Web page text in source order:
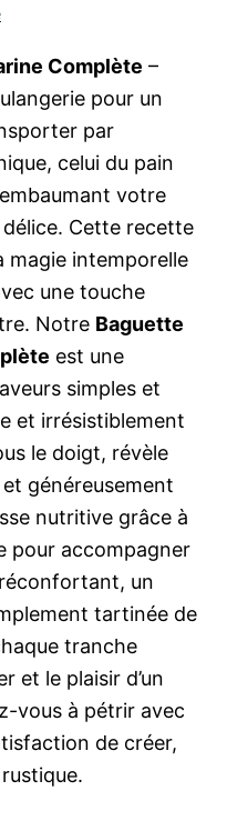
Complète –
pour un
par
celui du pain
votre
délice. Cette recette
magie intemporelle
une touche
Notre Baguette
est une
simples et
et irrésistiblement
le doigt, révèle
généreusement
nutritive grâce à
pour accompagner
un
tartinée de
tranche
et le plaisir d’un
vous à pétrir avec
de créer,